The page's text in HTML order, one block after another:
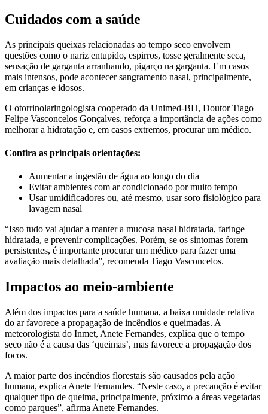
Cuidados com a saúde
As principais queixas relacionadas ao tempo seco envolvem
questões como o nariz entupido, espirros, tosse geralmente seca,
sensação de garganta arranhando, pigarço na garganta. Em casos
mais intensos, pode acontecer sangramento nasal, principalmente,
em crianças e idosos.
O otorrinolaringologista cooperado da Unimed-BH, Doutor Tiago
Felipe Vasconcelos Gonçalves, reforça a importância de ações como
melhorar a hidratação e, em casos extremos, procurar um médico.
Confira as principais orientações:
Aumentar a ingestão de água ao longo do dia
Evitar ambientes com ar condicionado por muito tempo
Usar umidificadores ou, até mesmo, usar soro fisiológico para
lavagem nasal
“Isso tudo vai ajudar a manter a mucosa nasal hidratada, faringe
hidratada, e prevenir complicações. Porém, se os sintomas forem
persistentes, é importante procurar um médico para fazer uma
avaliação mais detalhada”, recomenda Tiago Vasconcelos.
Impactos ao meio-ambiente
Além dos impactos para a saúde humana, a baixa umidade relativa
do ar favorece a propagação de incêndios e queimadas. A
meteorologista do Inmet, Anete Fernandes, explica que o tempo
seco não é a causa das ‘queimas’, mas favorece a propagação dos
focos.
A maior parte dos incêndios florestais são causados pela ação
humana, explica Anete Fernandes. “Neste caso, a precaução é evitar
qualquer tipo de queima, principalmente, próximo a áreas vegetadas
como parques”, afirma Anete Fernandes.